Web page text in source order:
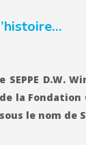
e SEPPE D.W.
de la Fondation
sous le nom de